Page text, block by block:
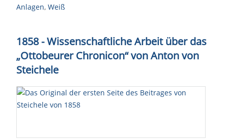
Anlagen, Weiß
1858 - Wissenschaftliche Arbeit über das
„Ottobeurer Chronicon“ von Anton von
Steichele